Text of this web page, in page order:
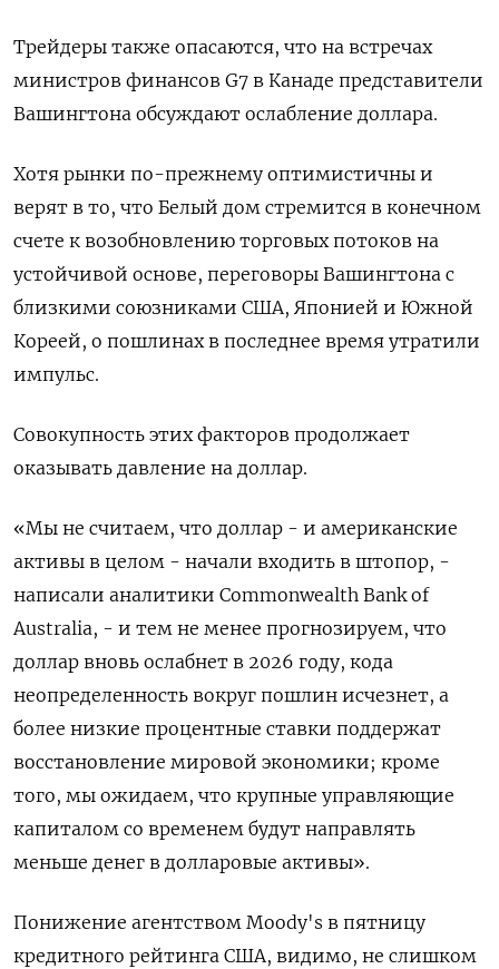
Трейдеры также опасаются, что на встречах
министров финансов G7 в Канаде представители
Вашингтона обсуждают ослабление доллара.
Хотя рынки по-прежнему оптимистичны и
верят в то, что Белый дом стремится в конечном
счете к возобновлению торговых потоков на
устойчивой основе, переговоры Вашингтона с
близкими союзниками США, Японией и Южной
Кореей, о пошлинах в последнее время утратили
импульс.
Совокупность этих факторов продолжает
оказывать давление на доллар.
«Мы не считаем, что доллар - и американские
активы в целом - начали входить в штопор, -
написали аналитики Commonwealth Bank of
Australia, - и тем не менее прогнозируем, что
доллар вновь ослабнет в 2026 году, кода
неопределенность вокруг пошлин исчезнет, а
более низкие процентные ставки поддержат
восстановление мировой экономики; кроме
того, мы ожидаем, что крупные управляющие
капиталом со временем будут направлять
меньше денег в долларовые активы».
Понижение агентством Moody's в пятницу
кредитного рейтинга США, видимо, не слишком